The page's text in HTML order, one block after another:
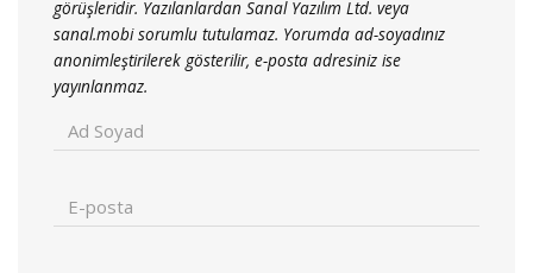
görüşleridir. Yazılanlardan Sanal Yazılım Ltd. veya
sanal.mobi sorumlu tutulamaz. Yorumda ad-soyadınız
anonimleştirilerek gösterilir, e-posta adresiniz ise
yayınlanmaz.